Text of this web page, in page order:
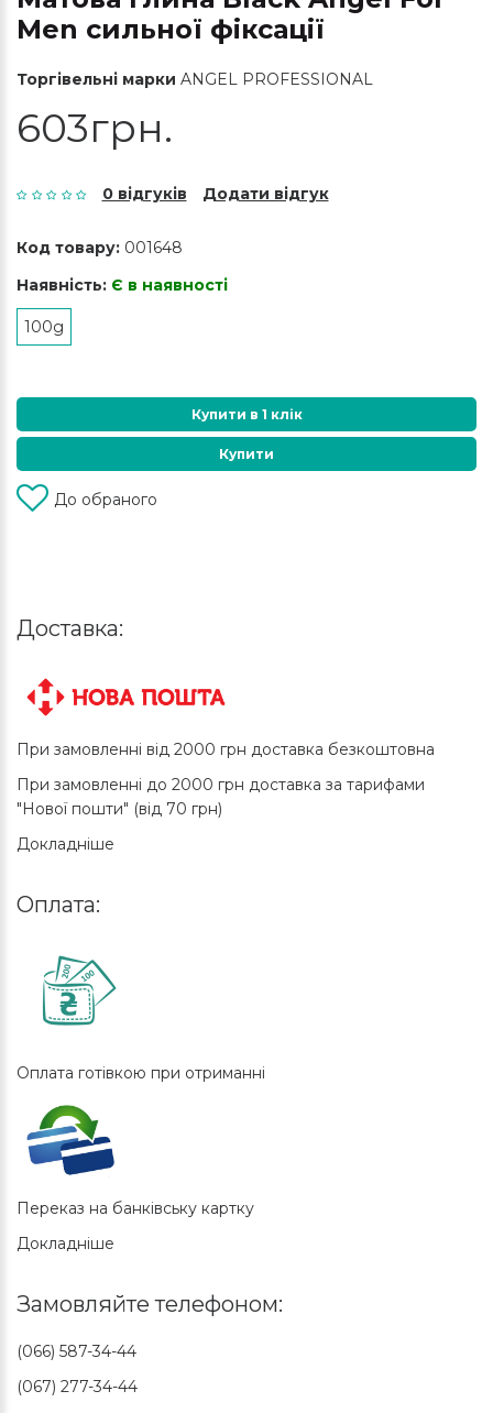
Men сильної фіксації
Торгівельні марки ANGEL PROFESSIONAL
603грн.
0 відгуків Додати відгук
Код товару: 001648
Наявність: Є в наявності
100g
Купити в 1 клік
Купити
До обраного
Доставка:
При замовленні від 2000 грн доставка безкоштовна
При замовленні до 2000 грн доставка за тарифами
"Нової пошти" (від 70 грн)
Докладніше
Оплата:
Оплата готівкою при отриманні
Переказ на банківську картку
Докладніше
Замовляйте телефоном:
(066) 587-34-44
(067) 277-34-44